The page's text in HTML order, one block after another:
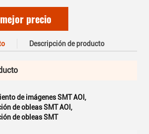
precio
Descripción de producto
de imágenes SMT AOI ,
de obleas SMT AOI ,
de obleas SMT